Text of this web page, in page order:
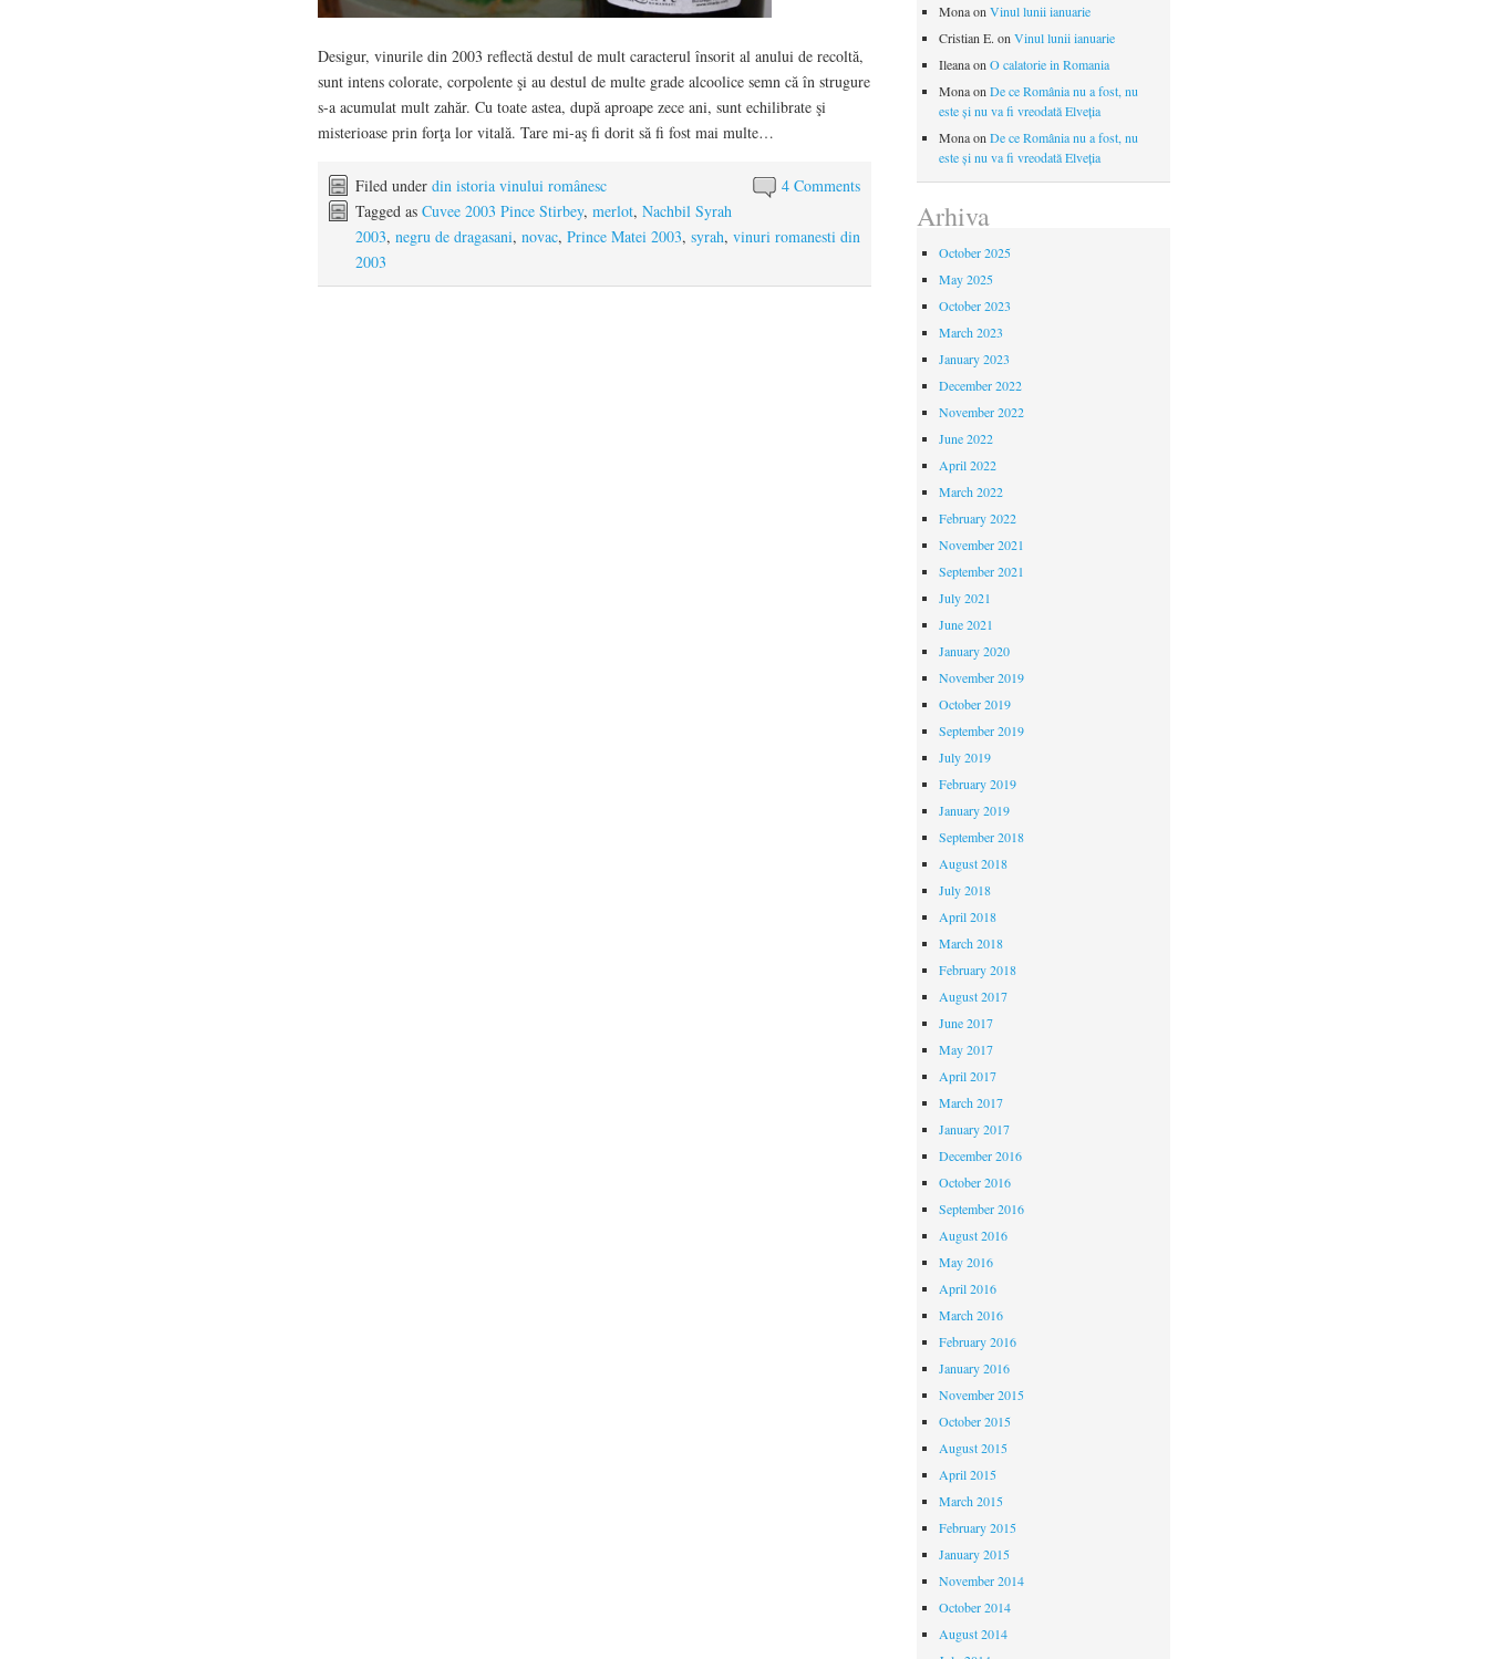
Desigur, vinurile din 2003 reflectă destul de mult caracterul însorit al anului de recoltă,
sunt intens colorate, corpolente şi au destul de multe grade alcoolice semn că în strugure
s-a acumulat mult zahăr. Cu toate astea, după aproape zece ani, sunt echilibrate şi
misterioase prin forţa lor vitală. Tare mi-aş fi dorit să fi fost mai multe…
4 Comments
Filed under din istoria vinului românesc
Tagged as Cuvee 2003 Pince Stirbey, merlot, Nachbil Syrah
2003, negru de dragasani, novac, Prince Matei 2003, syrah, vinuri romanesti din
2003
Monaon Vinul lunii ianuarie
Cristian E. on Vinul lunii ianuarie
Ileanaon O calatorie in Romania
Monaon De ce România nu a fost, nu
este și nu va fi vreodată Elveția
Monaon De ce România nu a fost, nu
este și nu va fi vreodată Elveția
Arhiva
October 2025
May 2025
October 2023
March 2023
January 2023
December 2022
November 2022
June 2022
April 2022
March 2022
February 2022
November 2021
September 2021
July 2021
June 2021
January 2020
November 2019
October 2019
September 2019
July 2019
February 2019
January 2019
September 2018
August 2018
July 2018
April 2018
March 2018
February 2018
August 2017
June 2017
May 2017
April 2017
March 2017
January 2017
December 2016
October 2016
September 2016
August 2016
May 2016
April 2016
March 2016
February 2016
January 2016
November 2015
October 2015
August 2015
April 2015
March 2015
February 2015
January 2015
November 2014
October 2014
August 2014